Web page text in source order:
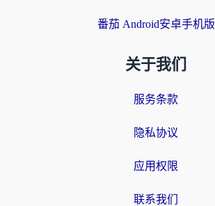
番茄 Android安卓手机版
关于我们
服务条款
隐私协议
应用权限
联系我们